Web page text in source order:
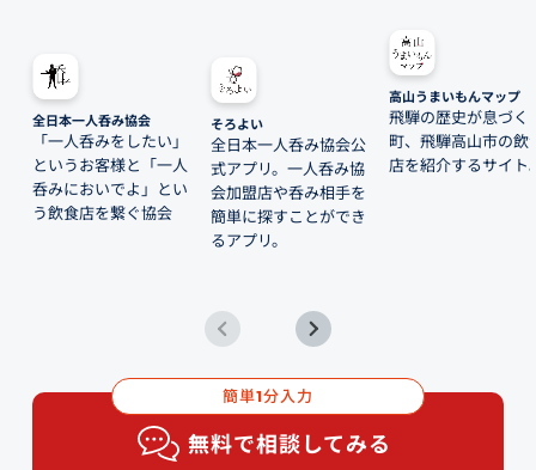
全日本一人呑み協会
「一人呑みをしたい」
というお客様と「一人
呑みにおいでよ」とい
う飲食店を繋ぐ協会
そろよい
全日本一人呑み協会公
式アプリ。一人呑み協
会加盟店や呑み相手を
簡単に探すことができ
るアプリ。
高山うまいもんマップ
飛騨の歴史が息づく
町、飛騨高山市の飲
店を紹介するサイト
簡単1分入力
無料で相談してみる